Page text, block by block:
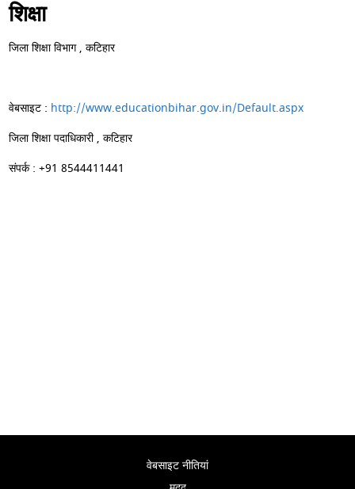
शिक्षा
जिला शिक्षा विभाग , कटिहार
वेबसाइट : http://www.educationbihar.gov.in/Default.aspx
जिला शिक्षा पदाधिकारी , कटिहार
संपर्क : +91 8544411441
वेबसाइट नीतियां